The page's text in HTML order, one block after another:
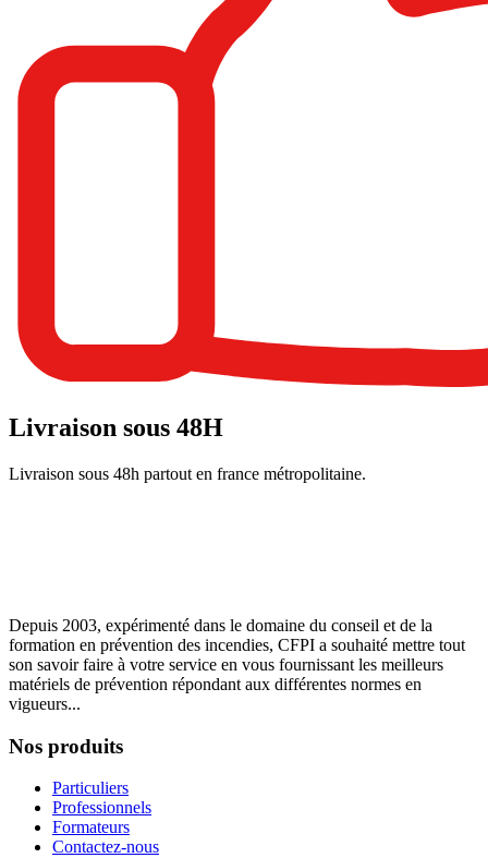
Livraison sous 48H
Livraison sous 48h partout en france métropolitaine.
Depuis 2003, expérimenté dans le domaine du conseil et de la
formation en prévention des incendies, CFPI a souhaité mettre tout
son savoir faire à votre service en vous fournissant les meilleurs
matériels de prévention répondant aux différentes normes en
vigueurs...
Nos produits
Particuliers
Professionnels
Formateurs
Contactez-nous